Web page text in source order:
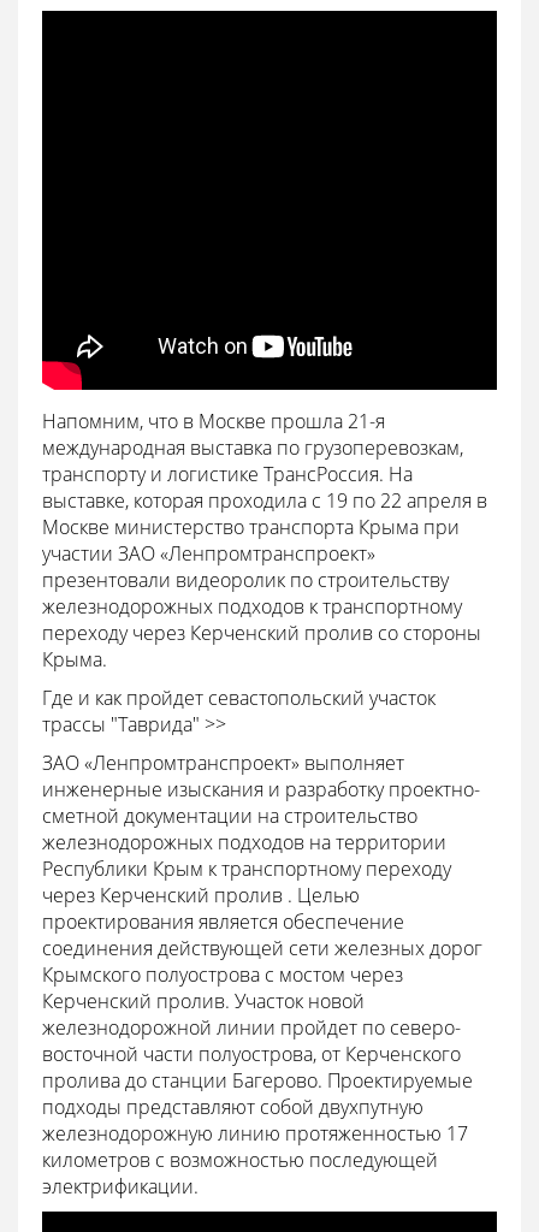
Напомним, что в Москве прошла 21-я
международная выставка по грузоперевозкам,
транспорту и логистике ТрансРоссия. На
выставке, которая проходила с 19 по 22 апреля в
Москве министерство транспорта Крыма при
участии ЗАО «Ленпромтранспроект»
презентовали видеоролик по строительству
железнодорожных подходов к транспортному
переходу через Керченский пролив со стороны
Крыма.
Где и как пройдет севастопольский участок
трассы "Таврида" >>
ЗАО «Ленпромтранспроект» выполняет
инженерные изыскания и разработку проектно-
сметной документации на строительство
железнодорожных подходов на территории
Республики Крым к транспортному переходу
через Керченский пролив . Целью
проектирования является обеспечение
соединения действующей сети железных дорог
Крымского полуострова с мостом через
Керченский пролив. Участок новой
железнодорожной линии пройдет по северо-
восточной части полуострова, от Керченского
пролива до станции Багерово. Проектируемые
подходы представляют собой двухпутную
железнодорожную линию протяженностью 17
километров с возможностью последующей
электрификации.